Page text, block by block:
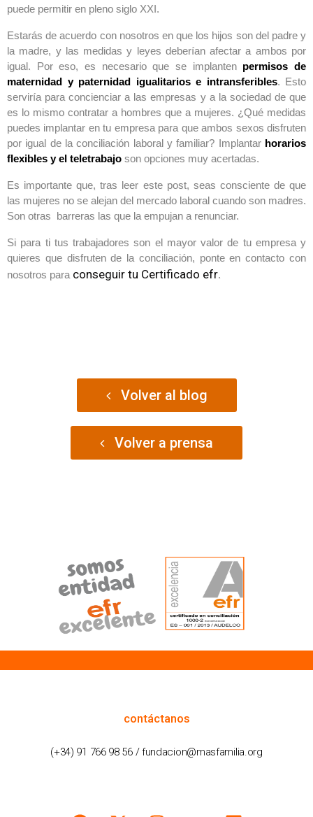
puede permitir en pleno siglo XXI.
Estarás de acuerdo con nosotros en que los hijos son del padre y
la madre, y las medidas y leyes deberían afectar a ambos por
igual. Por eso, es necesario que se implanten permisos de
maternidad y paternidad igualitarios e intransferibles. Esto
serviría para concienciar a las empresas y a la sociedad de que
es lo mismo contratar a hombres que a mujeres. ¿Qué medidas
puedes implantar en tu empresa para que ambos sexos disfruten
por igual de la conciliación laboral y familiar? Implantar horarios
flexibles y el teletrabajo son opciones muy acertadas.
Es importante que, tras leer este post, seas consciente de que
las mujeres no se alejan del mercado laboral cuando son madres.
Son otras barreras las que la empujan a renunciar.
Si para ti tus trabajadores son el mayor valor de tu empresa y
quieres que disfruten de la conciliación, ponte en contacto con
nosotros para conseguir tu Certificado efr.
Volver al blog
Volver a prensa
contáctanos
(+34) 91 766 98 56 / fundacion@masfamilia.org